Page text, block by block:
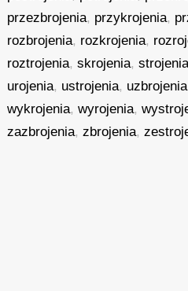
przezbrojenia, przykrojenia,
rozbrojenia, rozkrojenia,
roztrojenia,skrojenia,
urojenia, ustrojenia, uzbrojenia
wykrojenia,wyrojenia,
zazbrojenia,zbrojenia,